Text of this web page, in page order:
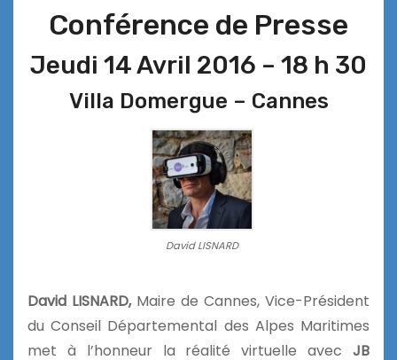
Conférence de Presse
Jeudi 14 Avril 2016 – 18 h 30
Villa Domergue – Cannes
David LISNARD
David LISNARD,Maire de Cannes, Vice-Président
du Conseil Départemental des Alpes Maritimes
met à l’honneur la réalité virtuelle avec JB